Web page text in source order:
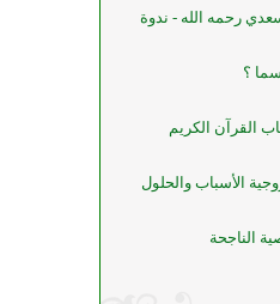
رحمه الله - ندوة
؟
القرآن الكريم
الأسباب والحلول
الناجحة